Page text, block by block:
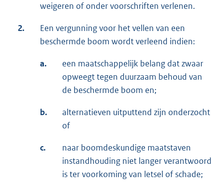
weigeren of onder voorschriften verlenen.
2.
Een vergunning voor het vellen van een
beschermde boom wordt verleend indien:
a.
een maatschappelijk belang dat zwaar
opweegt tegen duurzaam behoud van
de beschermde boom en;
b.
alternatieven uitputtend zijn onderzocht
of
c.
naar boomdeskundige maatstaven
instandhouding niet langer verantwoord
is ter voorkoming van letsel of schade;